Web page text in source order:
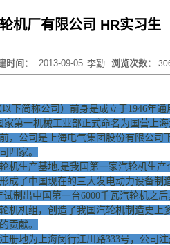
党群组织
学院制度
学院视频
历任领导
物流工程
工程管理
联合培养
机厂有限公司 HR实习生
时间： 2013-09-05 李勤 浏览次数：
以下简称公司）前身是成立于1946年
第一机械工业部正式命名为国营上
，公司是上海电气集团股份有限公司
四家。
生产基地,是我国第一家汽轮机生产
成了中国现在的三大发电动力设备制
制出中国第一台6000千瓦汽轮机之
机机组，创造了我国汽轮机制造史上
贡献。
地为上海闵行江川路333号，公司注